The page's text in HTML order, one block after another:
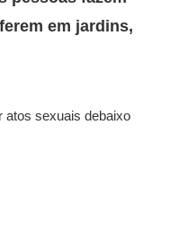
em jardins,
atos sexuais debaixo